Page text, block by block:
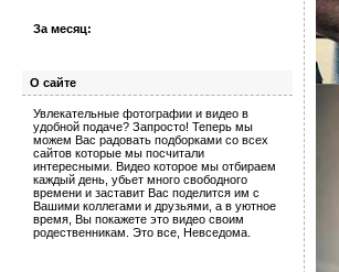
За месяц:
О сайте
Увлекательные фотографии и видео в
удобной подаче? Запросто! Теперь мы
можем Вас радовать подборками со всех
сайтов которые мы посчитали
интересными. Видео которое мы отбираем
каждый день, убьет много свободного
времени и заставит Вас поделится им с
Вашими коллегами и друзьями, а в уютное
время, Вы покажете это видео своим
родественникам. Это все, Невседома.